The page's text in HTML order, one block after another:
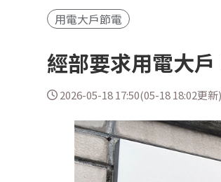
用電大戶節電
經部要求用電大
2026-05-18 17:50(05-18 18:02更新)